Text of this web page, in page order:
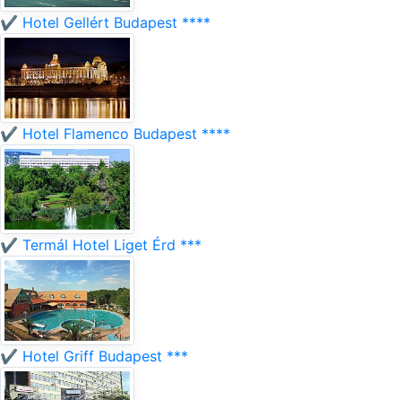
✔️ Hotel Gellért Budapest ****
✔️ Hotel Flamenco Budapest ****
✔️ Termál Hotel Liget Érd ***
✔️ Hotel Griff Budapest ***